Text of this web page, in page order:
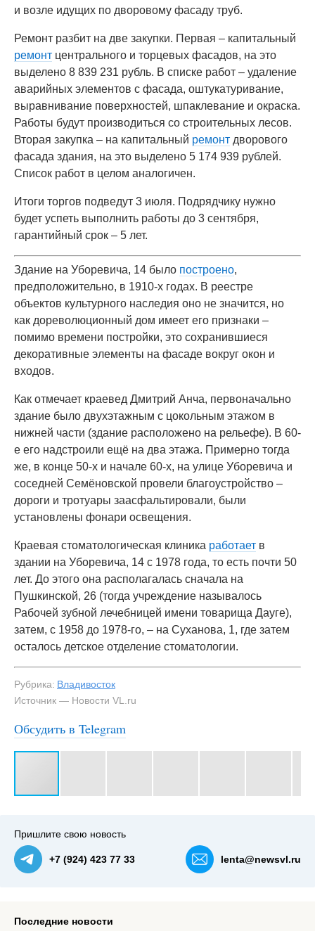
и возле идущих по дворовому фасаду труб.
Ремонт разбит на две закупки. Первая – капитальный
ремонт центрального и торцевых фасадов, на это
выделено 8 839 231 рубль. В списке работ – удаление
аварийных элементов с фасада, оштукатуривание,
выравнивание поверхностей, шпаклевание и окраска.
Работы будут производиться со строительных лесов.
Вторая закупка – на капитальный ремонт дворового
фасада здания, на это выделено 5 174 939 рублей.
Список работ в целом аналогичен.
Итоги торгов подведут 3 июля. Подрядчику нужно
будет успеть выполнить работы до 3 сентября,
гарантийный срок – 5 лет.
Здание на Уборевича, 14 было построено,
предположительно, в 1910-х годах. В реестре
объектов культурного наследия оно не значится, но
как дореволюционный дом имеет его признаки –
помимо времени постройки, это сохранившиеся
декоративные элементы на фасаде вокруг окон и
входов.
Как отмечает краевед Дмитрий Анча, первоначально
здание было двухэтажным с цокольным этажом в
нижней части (здание расположено на рельефе). В 60-
е его надстроили ещё на два этажа. Примерно тогда
же, в конце 50-х и начале 60-х, на улице Уборевича и
соседней Семёновской провели благоустройство –
дороги и тротуары заасфальтировали, были
установлены фонари освещения.
Краевая стоматологическая клиника работает в
здании на Уборевича, 14 с 1978 года, то есть почти 50
лет. До этого она располагалась сначала на
Пушкинской, 26 (тогда учреждение называлось
Рабочей зубной лечебницей имени товарища Дауге),
затем, с 1958 до 1978-го, – на Суханова, 1, где затем
осталось детское отделение стоматологии.
Рубрика: Владивосток
Источник — Новости VL.ru
Обсудить в Telegram
Пришлите свою новость
+7 (924) 423 77 33 lenta@newsvl.ru
Последние новости